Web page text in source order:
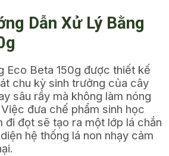
Dẫn Xử Lý Bằng
Eco Beta 150g được thiết kế
chu kỳ sinh trưởng của cây
sâu rầy mà không làm nóng
đưa chế phẩm sinh học
đi đọt sẽ tạo ra một lớp lá chắn
hệ thống lá non nhạy cảm